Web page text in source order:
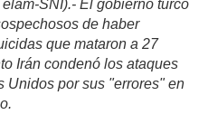
SNI).- El gobierno turco
de haber
que mataron a 27
Irán condenó los ataques
Unidos por sus "errores" en